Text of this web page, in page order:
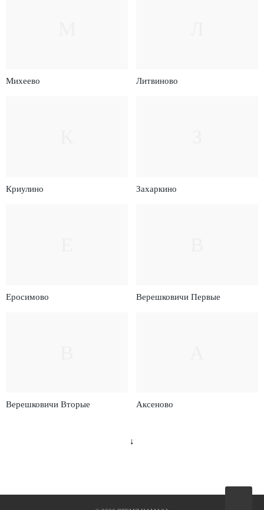
Михеево Литвиново
Криулино Захаркино
Еросимово Верешковичи Первые
Верешковичи Вторые Аксеново
↓